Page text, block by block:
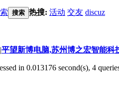
搜索 热搜: 活动 交友 discuz
|平望新博电脑,苏州博之宏智能科
in 0.013176 second(s), 4